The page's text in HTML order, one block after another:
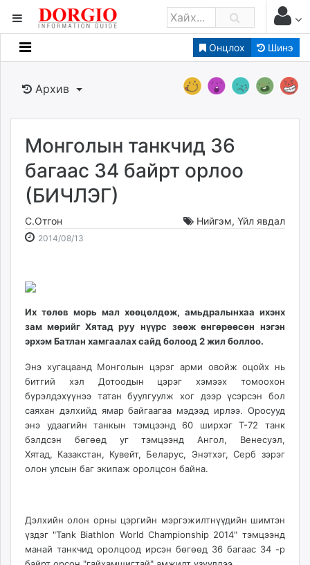
Онцлох Шинэ
Мэдээллийн
Банк санхүү
Бизнес ААН
Төрийн
dorgio.mn
Gogo.mn
caak.mn
Baabar.mn
mnb.mn
Eguur.mn
24tsag.mn
shuud.mn
eagle.mn
ergelt.mn
zarig.mn
today.mn
ugluu.mn
urlag.mn
Архив
Монголын танкчид 36
багаас 34 байрт орлоо
(БИЧЛЭГ)
С.Отгон Нийгэм, Үйл явдал
2014/08/13
Их төлөв морь мал хөөцөлдөж, амьдралынхаа ихэнх
зам мөрийг Хятад руу нүүрс зөөж өнгөрөөсөн нэгэн
эрхэм Батлан хамгаалах сайд болоод 2 жил боллоо.
Энэ хугацаанд Монголын цэрэг арми овойж оцойх нь
битгий хэл Дотоодын цэрэг хэмээх томоохон
бүрэлдэхүүнээ татан буулгуулж хог дээр үсэрсэн бол
саяхан дэлхийд ямар байгаагаа мэдээд ирлээ. Оросууд
энэ удаагийн танкын тэмцээнд 60 ширхэг Т-72 танк
бэлдсэн бөгөөд уг тэмцээнд Ангол, Венесуэл,
Хятад, Казакстан, Кувейт, Беларус, Энэтхэг, Серб зэрэг
олон улсын баг экипаж оролцсон байна.
Дэлхийн олон орны цэргийн мэргэжилтнүүдийн шимтэн
үздэг "Tank Biathlon World Championship 2014" тэмцээнд
манай танкчид оролцоод ирсэн бөгөөд 36 багаас 34 -р